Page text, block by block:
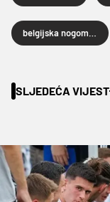
SLJEDEĆA VIJEST